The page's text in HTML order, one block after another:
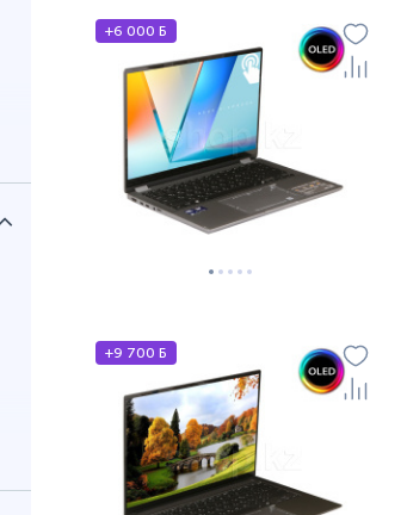
+6 000 Б
+9 700 Б